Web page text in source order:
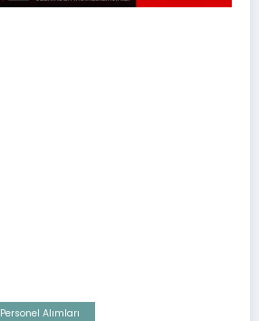
Personel Alımları